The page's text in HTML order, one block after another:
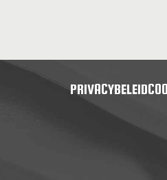
PRIVACYBELEID